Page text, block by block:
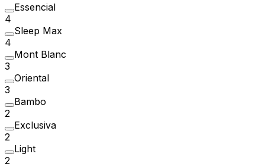
Essencial
4
Sleep Max
4
Mont Blanc
3
Oriental
3
Bambo
2
Exclusiva
2
Light
2